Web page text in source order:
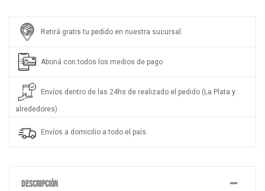
Retirá gratis tu pedido en nuestra sucursal
Aboná con todos los medios de pago
Envíos dentro de las 24hs de realizado el pedido (La Plata y
alrededores)
Envíos a domicilio a todo el país.
DESCRIPCIÓN